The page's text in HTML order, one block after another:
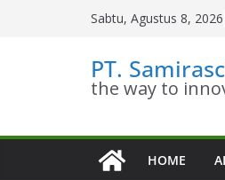
Sabtu, Agustus 8, 2026
PT.
the way to
HOME